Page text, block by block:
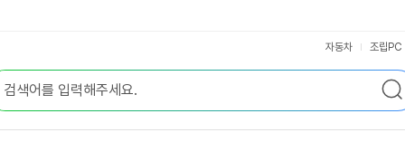
검
색
자동차 조립PC